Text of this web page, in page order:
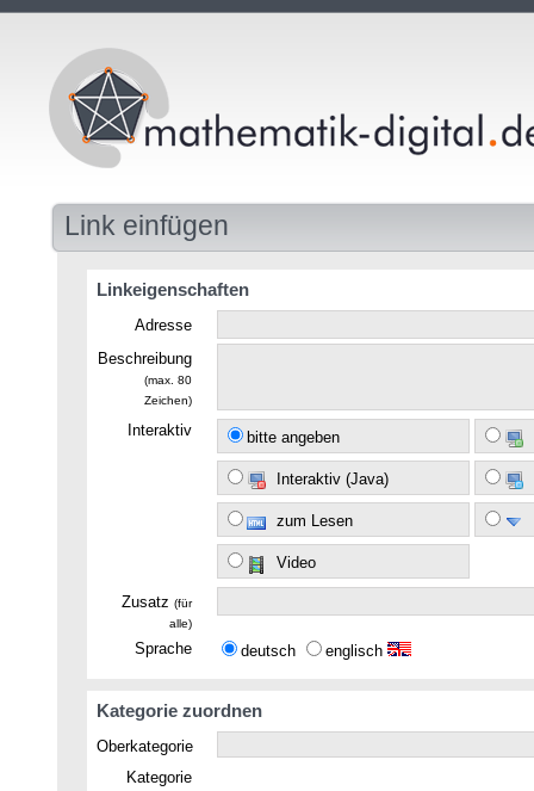
Link einfügen
Linkeigenschaften
Adresse
Beschreibung
(max. 80
Zeichen)
Interaktiv bitte angeben
Interaktiv (Java)
zum Lesen
Video
Zusatz (für
alle)
Sprache deutsch englisch
Kategorie zuordnen
Oberkategorie
Kategorie